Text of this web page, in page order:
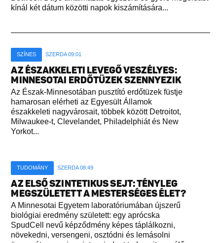
kínál két dátum közötti napok kiszámítására...
SZÍNES SZERDA 09:01
AZ ÉSZAKKELETI LEVEGŐ VESZÉLYES:
MINNESOTAI ERDŐTÜZEK SZENNYEZIK
Az Észak-Minnesotában pusztító erdőtüzek füstje
hamarosan elérheti az Egyesült Államok
északkeleti nagyvárosait, többek között Detroitot,
Milwaukee-t, Clevelandet, Philadelphiát és New
Yorkot...
TUDOMÁNY SZERDA 08:49
AZ ELSŐ SZINTETIKUS SEJT: TÉNYLEG
MEGSZÜLETETT A MESTERSÉGES ÉLET?
A Minnesotai Egyetem laboratóriumában újszerű
biológiai eredmény született: egy aprócska
SpudCell nevű képződmény képes táplálkozni,
növekedni, versengeni, osztódni és lemásolni